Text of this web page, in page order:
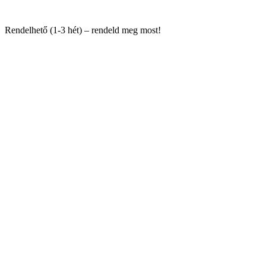
Rendelhető (1-3 hét) – rendeld meg most!